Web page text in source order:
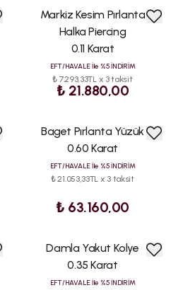
Markiz Kesim Pırlanta
Halka Piercing
0.11 Karat
EFT/HAVALE İle %5 İNDİRİM
₺ 7.293,33TL x 3 taksit
₺ 21.880,00
Baget Pırlanta Yüzük
0.60 Karat
EFT/HAVALE İle %5 İNDİRİM
₺ 21.053,33TL x 3 taksit
₺ 63.160,00
Damla Yakut Kolye
0.35 Karat
EFT/HAVALE İle %5 İNDİRİM